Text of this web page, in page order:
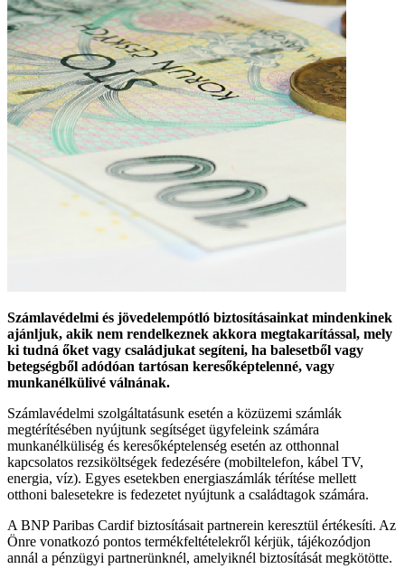
Számlavédelmi és jövedelempótló biztosításainkat mindenkinek
ajánljuk, akik nem rendelkeznek akkora megtakarítással, mely
ki tudná őket vagy családjukat segíteni, ha balesetből vagy
betegségből adódóan tartósan keresőképtelenné, vagy
munkanélkülivé válnának.
Számlavédelmi szolgáltatásunk esetén a közüzemi számlák
megtérítésében nyújtunk segítséget ügyfeleink számára
munkanélküliség és keresőképtelenség esetén az otthonnal
kapcsolatos rezsiköltségek fedezésére (mobiltelefon, kábel TV,
energia, víz). Egyes esetekben energiaszámlák térítése mellett
otthoni balesetekre is fedezetet nyújtunk a családtagok számára.
A BNP Paribas Cardif biztosításait partnerein keresztül értékesíti. Az
Önre vonatkozó pontos termékfeltételekről kérjük, tájékozódjon
annál a pénzügyi partnerünknél, amelyiknél biztosítását megkötötte.